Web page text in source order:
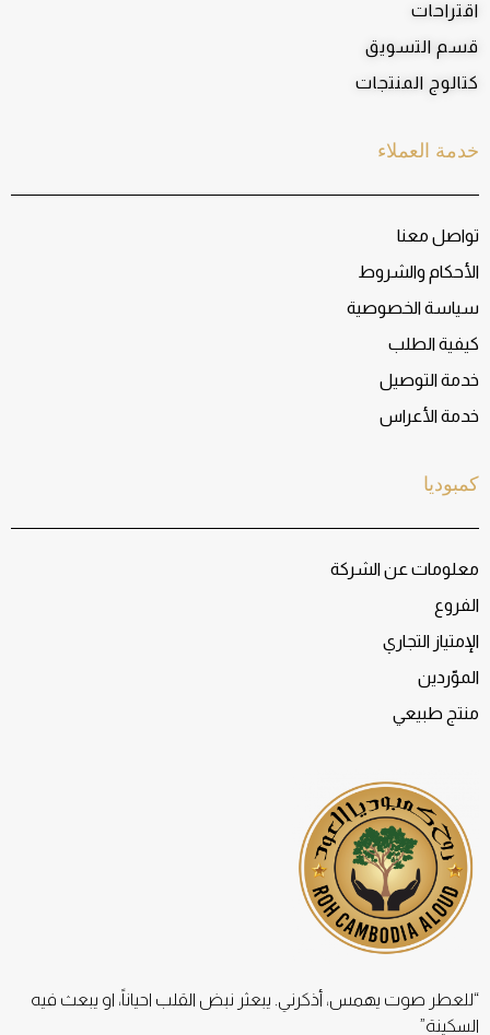
“للعطر صوت يهمس، أذكرني. يبعثر نبض القلب احياناً، او يبعث فيه
السكينة”
كمبوديا
معلومات عن الشركة
الفروع
الإمتياز التجاري
الموّردين
منتج طبيعي
خدمة العملاء
تواصل معنا
الأحكام والشروط
سياسة الخصوصية
كيفية الطلب
خدمة التوصيل
خدمة الأعراس
اقتراحات
قسم التسويق
كتالوج المنتجات